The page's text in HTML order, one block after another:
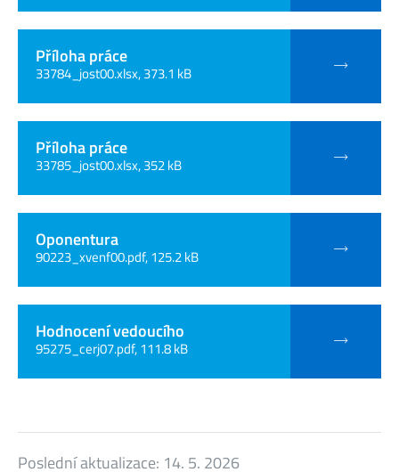
Příloha práce
33784_jost00.xlsx, 373.1 kB
Příloha práce
33785_jost00.xlsx, 352 kB
Oponentura
90223_xvenf00.pdf, 125.2 kB
Hodnocení vedoucího
95275_cerj07.pdf, 111.8 kB
Poslední aktualizace: 14. 5. 2026